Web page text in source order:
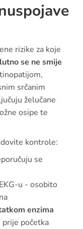
rizike za koje
se ne smije
srčanim
želučane
osipe te
kontrole:
se
u - osobito
enzima
početka